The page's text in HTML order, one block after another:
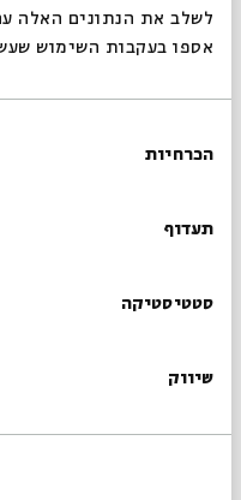
לשלב את הנתונים האלה
אספו בעקבות השימוש
הסכמה
הכרחיות
תעדוף
סטטיסטיקה
שיווק